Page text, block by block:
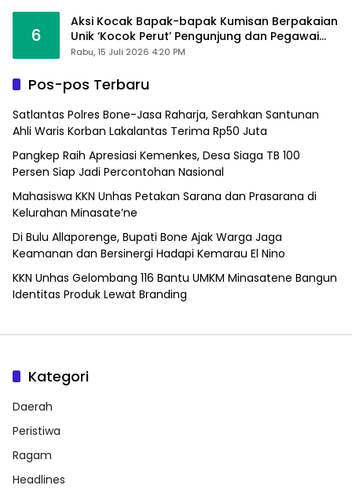
6
Aksi Kocak Bapak-bapak Kumisan Berpakaian
Unik ‘Kocok Perut’ Pengunjung dan Pegawai
Alfamart, Ngaku Aktifkan Layar Sentuh Atm
Rabu, 15 Juli 2026 4:20 PM
Pos-pos Terbaru
Satlantas Polres Bone-Jasa Raharja, Serahkan Santunan
Ahli Waris Korban Lakalantas Terima Rp50 Juta
Pangkep Raih Apresiasi Kemenkes, Desa Siaga TB 100
Persen Siap Jadi Percontohan Nasional
Mahasiswa KKN Unhas Petakan Sarana dan Prasarana di
Kelurahan Minasate’ne
Di Bulu Allaporenge, Bupati Bone Ajak Warga Jaga
Keamanan dan Bersinergi Hadapi Kemarau El Nino
KKN Unhas Gelombang 116 Bantu UMKM Minasatene Bangun
Identitas Produk Lewat Branding
Kategori
Daerah
Peristiwa
Ragam
Headlines